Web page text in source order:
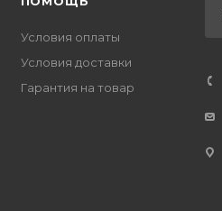
Условия оплаты
Условия доставки
Гарантия на товар